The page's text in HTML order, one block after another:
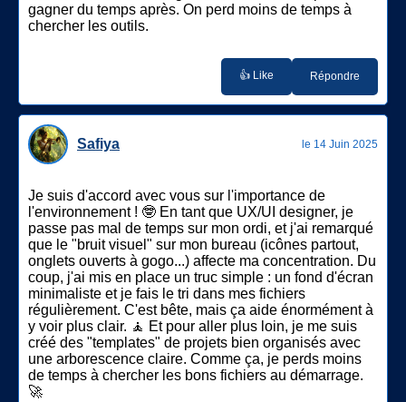
gagner du temps après. On perd moins de temps à
chercher les outils.
👍 Like Répondre
Safiya le 14 Juin 2025
Je suis d'accord avec vous sur l'importance de
l'environnement ! 🤓 En tant que UX/UI designer, je
passe pas mal de temps sur mon ordi, et j'ai remarqué
que le "bruit visuel" sur mon bureau (icônes partout,
onglets ouverts à gogo...) affecte ma concentration. Du
coup, j'ai mis en place un truc simple : un fond d'écran
minimaliste et je fais le tri dans mes fichiers
régulièrement. C'est bête, mais ça aide énormément à
y voir plus clair. 🧘 Et pour aller plus loin, je me suis
créé des "templates" de projets bien organisés avec
une arborescence claire. Comme ça, je perds moins
de temps à chercher les bons fichiers au démarrage.
🚀